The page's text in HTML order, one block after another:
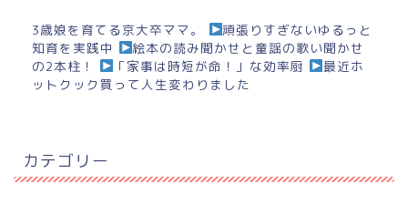
3歳娘を育てる京大卒ママ。
頑張りすぎないゆるっと
知育を実践中
絵本の読み聞かせと童謡の歌い聞かせ
の2本柱！
「家事は時短が命！」な効率厨
最近ホ
ットクック買って人生変わりました
カテゴリー